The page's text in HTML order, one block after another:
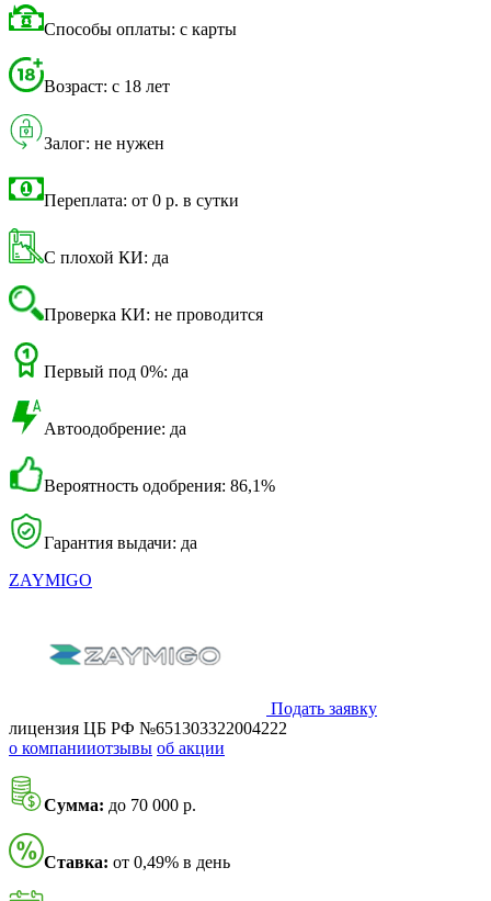
Способы оплаты: с карты
Возраст: с 18 лет
Залог: не нужен
Переплата: от 0 р. в сутки
С плохой КИ: да
Проверка КИ: не проводится
Первый под 0%: да
Автоодобрение: да
Вероятность одобрения: 86,1%
Гарантия выдачи: да
ZAYMIGO
Подать заявку
лицензия ЦБ РФ №651303322004222
о компанииотзывы об акции
Сумма: до 70 000 р.
Ставка: от 0,49% в день